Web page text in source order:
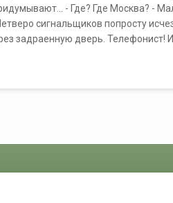
- Где? Где Москва? -
сигнальщиков попросту
задраенную дверь. Телефонист!